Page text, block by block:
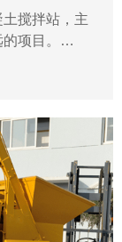
搅拌站，主
的项目。…